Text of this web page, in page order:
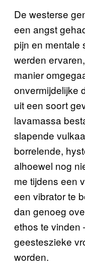
De westerse
een angst
pijn en mentale
werden
manier
onvermijdelijke
uit een soort
lavamassa
slapende
borrelende,
alhoewel nog
me tijdens een
een vibrator te
dan genoeg
ethos te vinden
geesteszieke
worden.